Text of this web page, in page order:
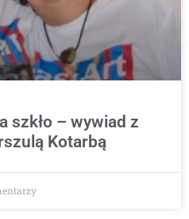
szkło – wywiad z
Kotarbą